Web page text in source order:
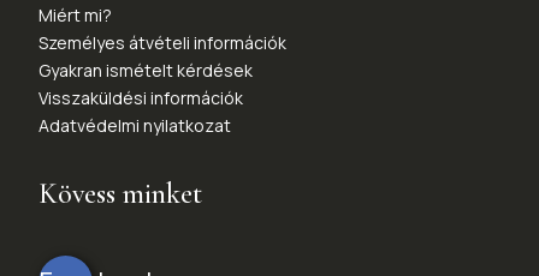
Miért mi?
Személyes átvételi információk
Gyakran ismételt kérdések
Visszaküldési információk
Adatvédelmi nyilatkozat
Kövess minket